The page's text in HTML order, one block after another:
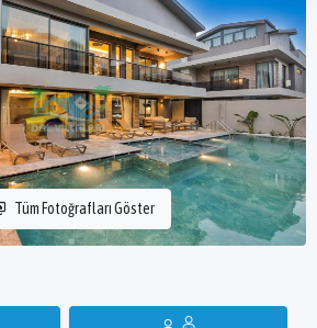
Tüm Fotoğrafları Göster